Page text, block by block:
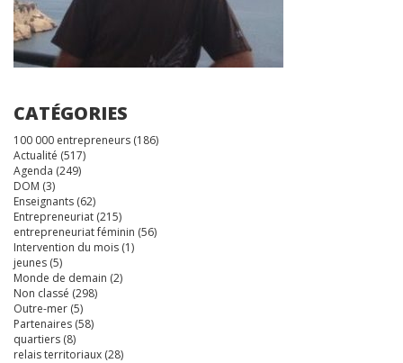
CATÉGORIES
100 000 entrepreneurs (186)
Actualité (517)
Agenda (249)
DOM (3)
Enseignants (62)
Entrepreneuriat (215)
entrepreneuriat féminin (56)
Intervention du mois (1)
jeunes (5)
Monde de demain (2)
Non classé (298)
Outre-mer (5)
Partenaires (58)
quartiers (8)
relais territoriaux (28)